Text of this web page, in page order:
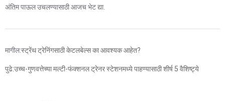
अंतिम पाऊल उचलण्यासाठी आजच भेट द्या.
मागील:स्ट्रेंथ ट्रेनिंगसाठी केटलबेल्स का आवश्यक आहेत?
पुढे:उच्च-गुणवत्तेच्या मल्टी-फंक्शनल ट्रेनर स्टेशनमध्ये पाहण्यासाठी शीर्ष 5 वैशिष्ट्ये